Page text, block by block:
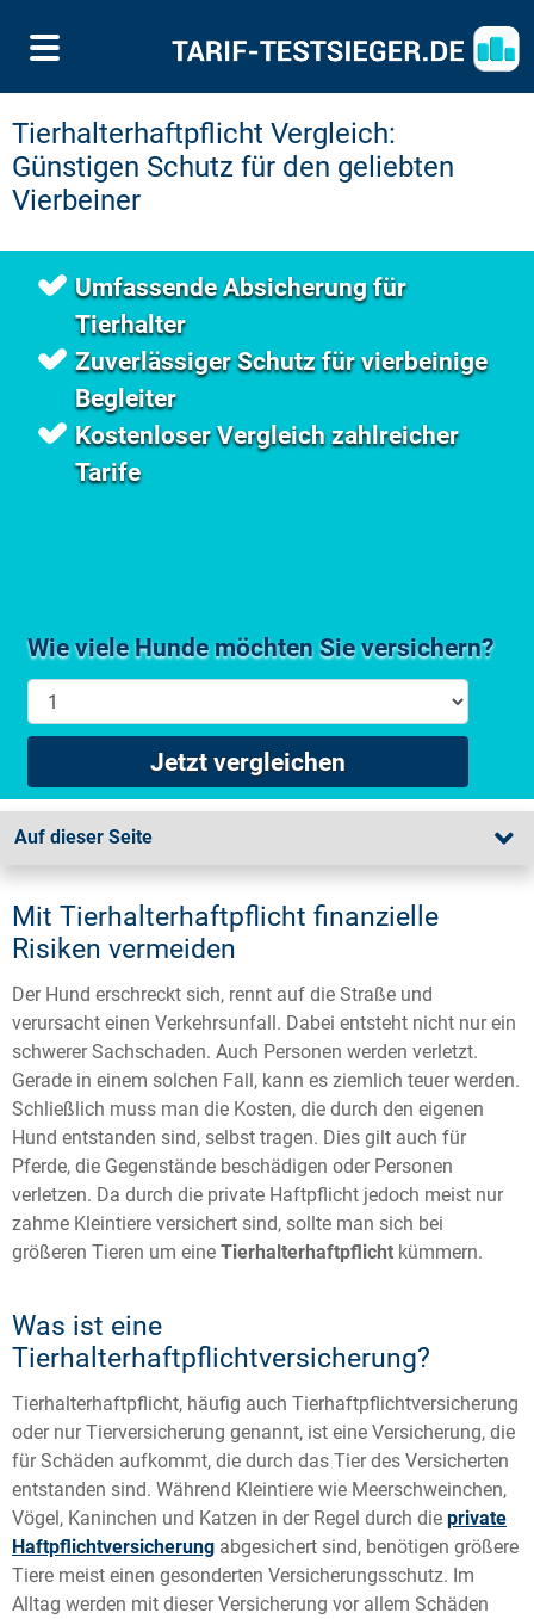
Tierhalterhaftpflicht Vergleich:
Günstigen Schutz für den geliebten
Vierbeiner
Umfassende Absicherung für
Tierhalter
Zuverlässiger Schutz für vierbeinige
Begleiter
Kostenloser Vergleich zahlreicher
Tarife
Wie viele Hunde möchten Sie versichern?
Jetzt vergleichen
Auf dieser Seite
Mit Tierhalterhaftpflicht finanzielle
Risiken vermeiden
Der Hund erschreckt sich, rennt auf die Straße und
verursacht einen Verkehrsunfall. Dabei entsteht nicht nur ein
schwerer Sachschaden. Auch Personen werden verletzt.
Gerade in einem solchen Fall, kann es ziemlich teuer werden.
Schließlich muss man die Kosten, die durch den eigenen
Hund entstanden sind, selbst tragen. Dies gilt auch für
Pferde, die Gegenstände beschädigen oder Personen
verletzen. Da durch die private Haftpflicht jedoch meist nur
zahme Kleintiere versichert sind, sollte man sich bei
größeren Tieren um eine Tierhalterhaftpflicht kümmern.
Was ist eine
Tierhalterhaftpflichtversicherung?
Tierhalterhaftpflicht, häufig auch Tierhaftpflichtversicherung
oder nur Tierversicherung genannt, ist eine Versicherung, die
für Schäden aufkommt, die durch das Tier des Versicherten
entstanden sind. Während Kleintiere wie Meerschweinchen,
Vögel, Kaninchen und Katzen in der Regel durch die private
Haftpflichtversicherung abgesichert sind, benötigen größere
Tiere meist einen gesonderten Versicherungsschutz. Im
Alltag werden mit dieser Versicherung vor allem Schäden